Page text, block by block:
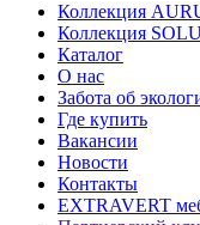
Коллекция
Коллекция
Каталог
О нас
Забота об
Где купить
Вакансии
Новости
Контакты
EXTRAVERT